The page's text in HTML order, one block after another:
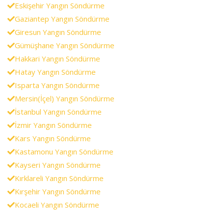
Eskişehir Yangın Söndürme
Gaziantep Yangın Söndürme
Giresun Yangın Söndürme
Gümüşhane Yangın Söndürme
Hakkari Yangın Söndürme
Hatay Yangın Söndürme
Isparta Yangın Söndürme
Mersin(İçel) Yangın Söndürme
İstanbul Yangın Söndürme
İzmir Yangın Söndürme
Kars Yangın Söndürme
Kastamonu Yangın Söndürme
Kayseri Yangın Söndürme
Kırklareli Yangın Söndürme
Kırşehir Yangın Söndürme
Kocaeli Yangın Söndürme